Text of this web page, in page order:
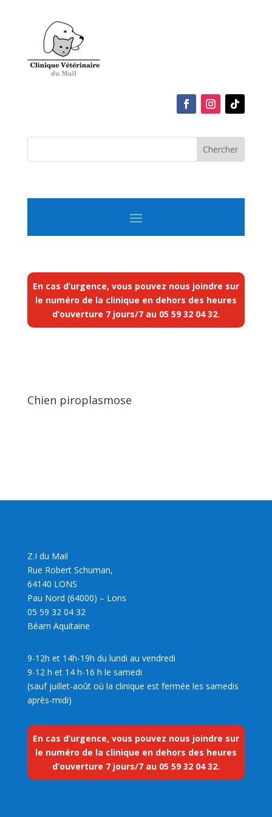
En cas d’urgence, vous pouvez nous joindre sur
le numéro de la clinique en dehors des heures
d’ouverture 7 jours/7 au 05 59 32 04 32.
Chien piroplasmose
Z.I du Mail
Rue Robert Schuman,
64140 LONS
Pau Nord (64000) – Lons
05 59 32 04 32
Béarn Aquitaine
9-12h et 14h-19h du lundi au vendredi
9-12 h et 14 h-16 h le samedi
(sauf juillet-août où la clinique est fermée les samedis
après-midi)
En cas d’urgence, vous pouvez nous joindre sur
le numéro de la clinique en dehors des heures
d’ouverture 7 jours/7 au 05 59 32 04 32.